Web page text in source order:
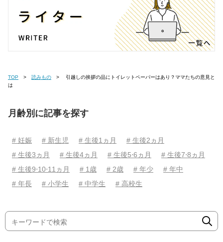
TOP 読みもの
は
月齢別に記事を探す
# 妊娠 # 新生児 # 生後1ヵ月
# 生後2ヵ月
# 生後3ヵ月
# 生後4ヵ月 # 生後5⋅6ヵ月
# 生後7⋅8ヵ月
# 生後9⋅10⋅11ヵ月
# 1歳 # 2歳 # 年少
# 年中
# 年長
# 小学生 # 中学生 # 高校生